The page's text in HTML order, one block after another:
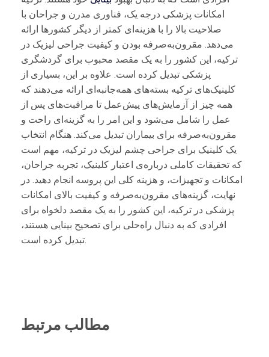
امکانات پزشکی درجه یک، فناوری مدرن و جراحان با
صلاحیت بالا را با هزینه‌ای کمتر از دیگر کشورها ارائه
می‌دهد. مقرون‌به‌صرفه بودن و کیفیت جراحی لیزیک در
ترکیه، این کشور را به یک مقصد محبوب برای گردشگری
پزشکی تبدیل کرده است. علاوه بر این، بسیاری از
کلینیک‌های ترکیه بسته‌های همه‌جانبه‌ای ارائه می‌دهند که
همه چیز از آزمایش‌های پیش‌عمل تا مراقبت‌های پس از
عمل را شامل می‌شود و این امر را به گزینه‌ای راحت و
مقرون‌به‌صرفه برای بیماران تبدیل می‌کند. هنگام انتخاب
یک کلینیک برای جراحی چشم لیزیک در ترکیه، مهم است
که تحقیقات کاملی درباره‌ی اعتبار کلینیک، تجربه جراحان،
امکانات و تجهیزات، و هزینه کلی این پروسه انجام دهید. در
نهایت، گزینه‌های مقرون‌به‌صرفه و کیفیت بالای امکانات
پزشکی در ترکیه، این کشور را به یک مقصد دلخواه برای
افرادی که به دنبال راه‌حلی برای تصحیح بینایی هستند،
تبدیل کرده است.
مطالب مرتبط